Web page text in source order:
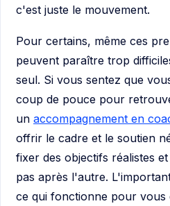
c'est juste le mouvement.
Pour certains, même ces
peuvent paraître trop
seul. Si vous sentez que
coup de pouce pour
un accompagnement en
offrir le cadre et le soutien
fixer des objectifs réalistes
pas après l'autre.
ce qui fonctionne pour vous